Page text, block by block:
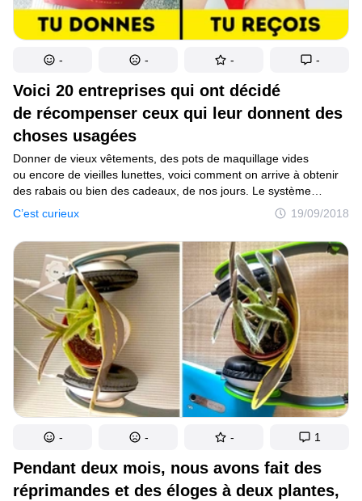
Voici 20 entreprises qui ont décidé
de récompenser ceux qui leur donnent des
choses usagées
C’est curieux 19/09/2018
Donner de vieux vêtements, des pots de maquillage vides
ou encore de vieilles lunettes, voici comment on arrive à obtenir
des rabais ou bien des cadeaux, de nos jours. Le système
moderne encourage et récompense ceux qui ont décidé de les
aider à recycler et à prendre soin de l’environnement.
Tu n’imagines même pas ce que tu pourrais avoir en faisant
un peu de ménage dans ta maison.
- - - -
Pendant deux mois, nous avons fait des
réprimandes et des éloges à deux plantes,
- - - 1